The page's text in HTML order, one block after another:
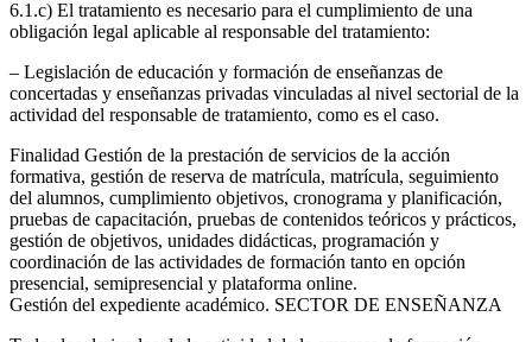
6.1.c) El tratamiento es necesario para el cumplimiento de una
obligación legal aplicable al responsable del tratamiento:
– Legislación de educación y formación de enseñanzas de
concertadas y enseñanzas privadas vinculadas al nivel sectorial de la
actividad del responsable de tratamiento, como es el caso.
Finalidad Gestión de la prestación de servicios de la acción
formativa, gestión de reserva de matrícula, matrícula, seguimiento
del alumnos, cumplimiento objetivos, cronograma y planificación,
pruebas de capacitación, pruebas de contenidos teóricos y prácticos,
gestión de objetivos, unidades didácticas, programación y
coordinación de las actividades de formación tanto en opción
presencial, semipresencial y plataforma online.
Gestión del expediente académico. SECTOR DE ENSEÑANZA